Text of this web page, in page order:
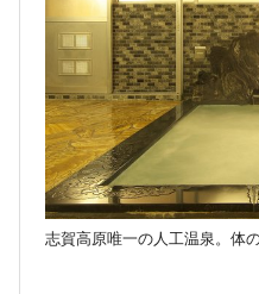
志賀高原唯一の人工温泉。体